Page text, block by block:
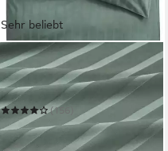
Sehr beliebt
LEGER HOME BY LENA GERCKE
Bettwäsche Leonore
135 x 200 cm B/L
(156)
ab 31,99 € UVP59,99 €
-47%